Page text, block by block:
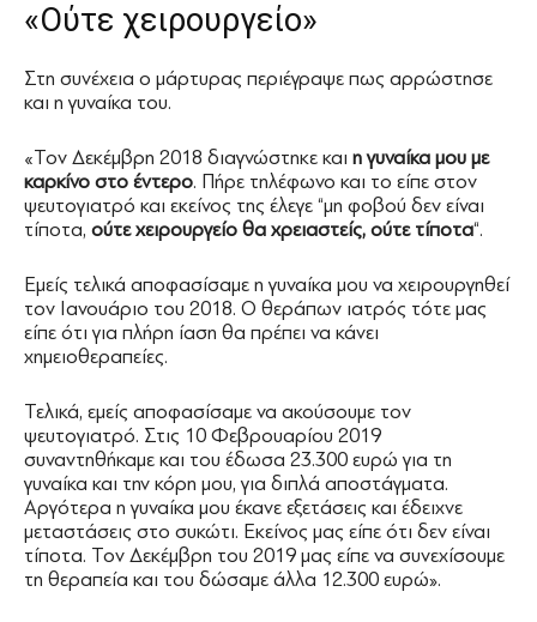
«Ούτε χειρουργείο»
Στη συνέχεια ο μάρτυρας περιέγραψε πως αρρώστησε
και η γυναίκα του.
«Τον Δεκέμβρη 2018 διαγνώστηκε και η γυναίκα μου με
καρκίνο στο έντερο. Πήρε τηλέφωνο και το είπε στον
ψευτογιατρό και εκείνος της έλεγε “μη φοβού δεν είναι
τίποτα, ούτε χειρουργείο θα χρειαστείς, ούτε τίποτα“.
Εμείς τελικά αποφασίσαμε η γυναίκα μου να χειρουργηθεί
τον Ιανουάριο του 2018. Ο θεράπων ιατρός τότε μας
είπε ότι για πλήρη ίαση θα πρέπει να κάνει
χημειοθεραπείες.
Τελικά, εμείς αποφασίσαμε να ακούσουμε τον
ψευτογιατρό. Στις 10 Φεβρουαρίου 2019
συναντηθήκαμε και του έδωσα 23.300 ευρώ για τη
γυναίκα και την κόρη μου, για διπλά αποστάγματα.
Αργότερα η γυναίκα μου έκανε εξετάσεις και έδειχνε
μεταστάσεις στο συκώτι. Εκείνος μας είπε ότι δεν είναι
τίποτα. Τον Δεκέμβρη του 2019 μας είπε να συνεχίσουμε
τη θεραπεία και του δώσαμε άλλα 12.300 ευρώ».